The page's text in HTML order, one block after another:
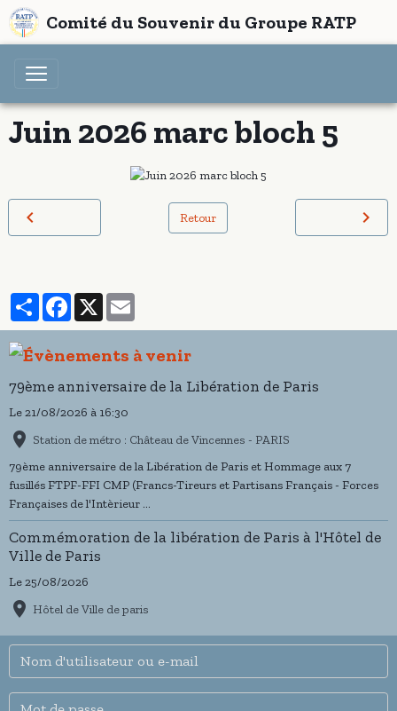
Comité du Souvenir du Groupe RATP
Juin 2026 marc bloch 5
Retour
PartagerFacebook
X
79ème anniversaire de la Libération de Paris
Le 21/08/2026 à 16:30
Station de métro : Château de Vincennes - PARIS
79ème anniversaire de la Libération de Paris et Hommage aux 7
fusillés FTPF-FFI CMP (Francs-Tireurs et Partisans Français - Forces
Françaises de l'Intèrieur ...
Commémoration de la libération de Paris à l'Hôtel de
Ville de Paris
Le 25/08/2026
Hôtel de Ville de paris